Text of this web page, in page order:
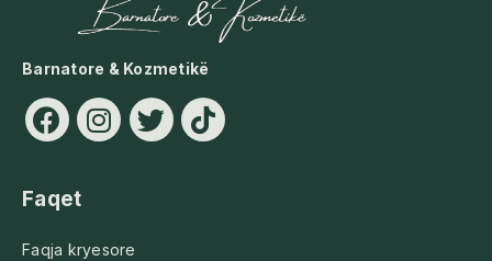
Barnatore & Kozmetikë
Faqet
Faqja kryesore